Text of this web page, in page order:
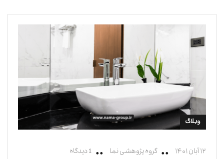
وبلاگ
۱۲ آبان ۱۴۰۱ گروه پژوهشی نما 1 دیدگاه